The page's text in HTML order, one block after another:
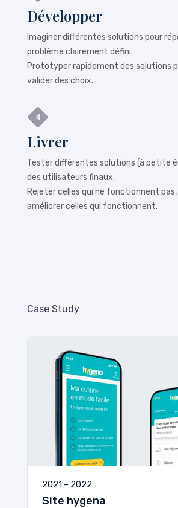
Développer
Imaginer différentes solutions pour
problème clairement défini.
Prototyper rapidement des solutions
valider des choix.
Livrer
Tester différentes solutions (à petite
des utilisateurs finaux.
Rejeter celles qui ne fonctionnent
améliorer celles qui fonctionnent.
Case Study
2021 – 2022
Site hygena